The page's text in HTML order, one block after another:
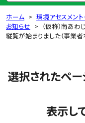
ホーム 環境アセスメント
お知らせ
（仮称）南あ
縦覧が始まりました（事業者
選択されたペー
表示し